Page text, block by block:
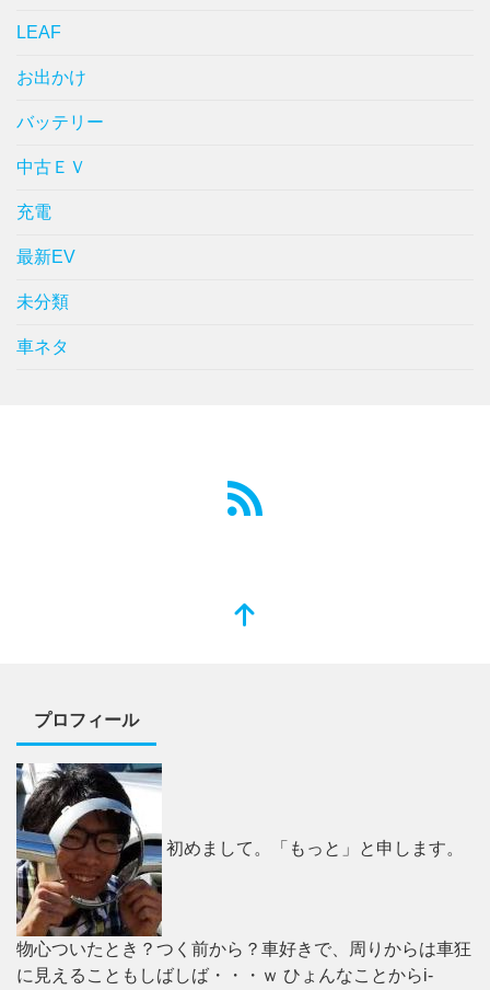
LEAF
お出かけ
バッテリー
中古ＥＶ
充電
最新EV
未分類
車ネタ
プロフィール
初めまして。「もっと」と申します。
物心ついたとき？つく前から？車好きで、周りからは車狂
に見えることもしばしば・・・ｗ ひょんなことからi-